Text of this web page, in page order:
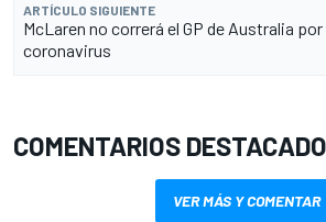
ARTÍCULO SIGUIENTE
McLaren no correrá el GP de Australia
coronavirus
COMENTARIOS
VER MÁS Y COMENTAR